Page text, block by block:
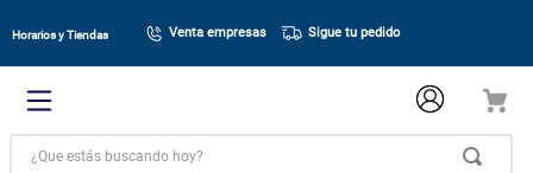
Horarios y Tiendas Venta empresas Sigue tu pedido
¿Que estás buscando hoy?